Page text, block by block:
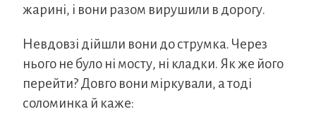
жарині, і вони разом вирушили в дорогу.
Невдовзі дійшли вони до струмка. Через
нього не було ні мосту, ні кладки. Як же його
перейти? Довго вони міркували, а тоді
соломинка й каже: